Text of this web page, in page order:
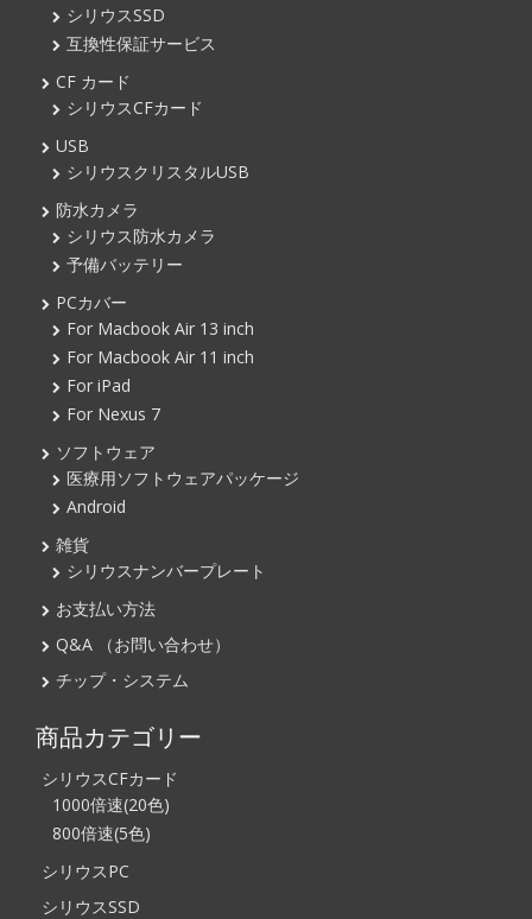
シリウスSSD
互換性保証サービス
CF カード
シリウスCFカード
USB
シリウスクリスタルUSB
防水カメラ
シリウス防水カメラ
予備バッテリー
PCカバー
For Macbook Air 13 inch
For Macbook Air 11 inch
For iPad
For Nexus 7
ソフトウェア
医療用ソフトウェアパッケージ
Android
雑貨
シリウスナンバープレート
お支払い方法
Q&A （お問い合わせ）
チップ・システム
商品カテゴリー
シリウスCFカード
1000倍速(20色)
800倍速(5色)
シリウスPC
シリウスSSD